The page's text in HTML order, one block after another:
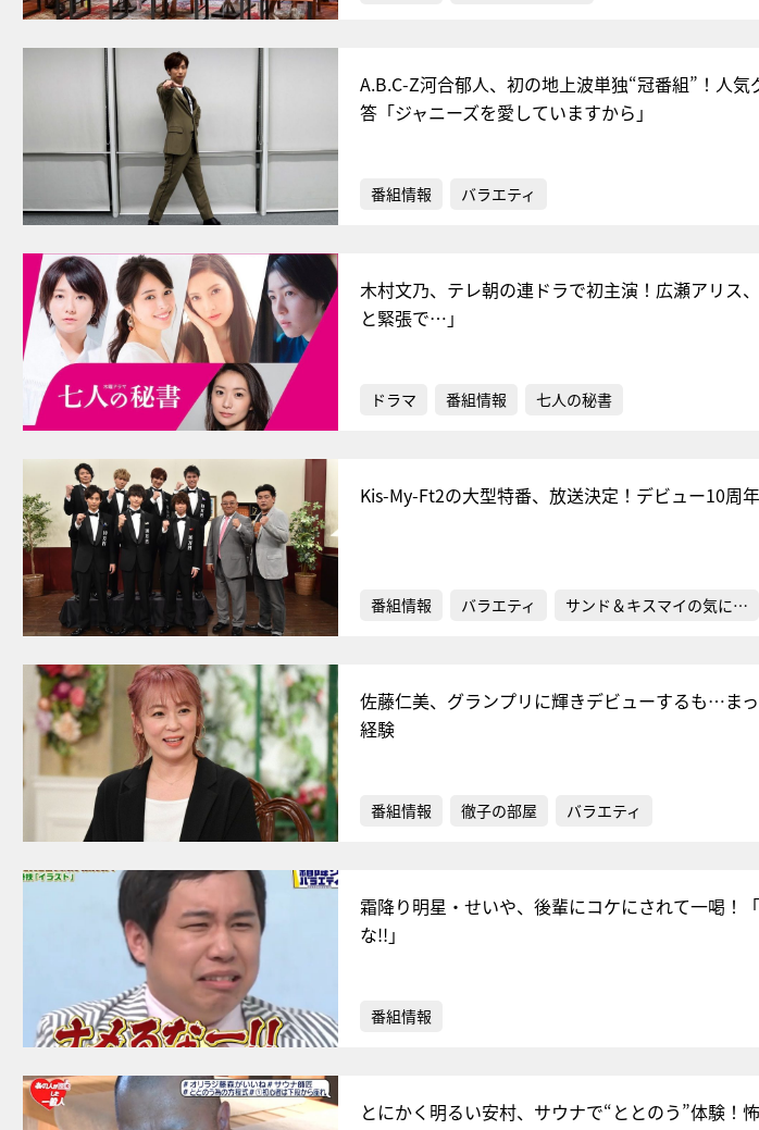
A.B.C-Z河合郁人、初の地上波単独“冠番組”！人
答「ジャニーズを愛していますから」
番組情報 バラエティ
木村文乃、テレ朝の連ドラで初主演！広瀬アリス
と緊張で…」
ドラマ 番組情報 七人の秘書
Kis-My-Ft2の大型特番、放送決定！デビュー10周
番組情報 バラエティ サンド＆キスマイの気に…
佐藤仁美、グランプリに輝きデビューするも…ま
経験
番組情報 徹子の部屋 バラエティ
霜降り明星・せいや、後輩にコケにされて一喝！
な!!」
番組情報
とにかく明るい安村、サウナで“ととのう”体験！